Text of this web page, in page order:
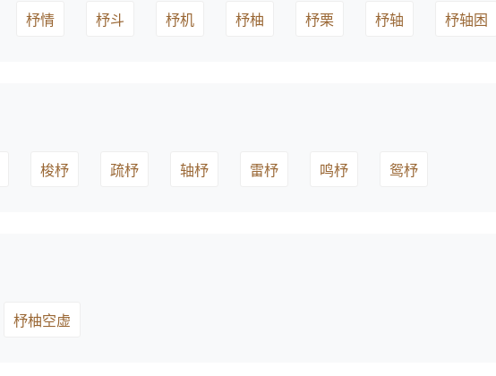
杼情 杼斗 杼机 杼柚 杼栗 杼轴 杼轴困
梭杼 疏杼 轴杼 雷杼 鸣杼 鸳杼
杼柚空虚